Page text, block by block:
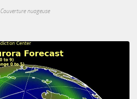
Couverture nuageuse